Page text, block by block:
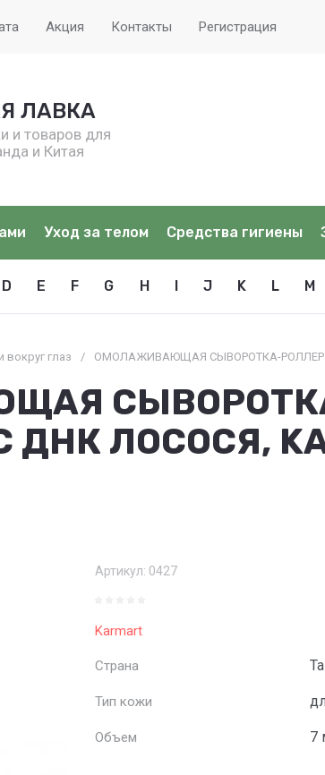
Акция Контакты Регистрация
ЛАВКА
и товаров для
и Китая
Уход за телом Средства гигиены
D E F G H I J K L M
глаз / ОМОЛАЖИВАЮЩАЯ СЫВОРОТКА-РОЛЛЕР
ДНК ЛОСОСЯ,
Артикул: 0427
Karmart
Страна
Тип кожи
Объем 7